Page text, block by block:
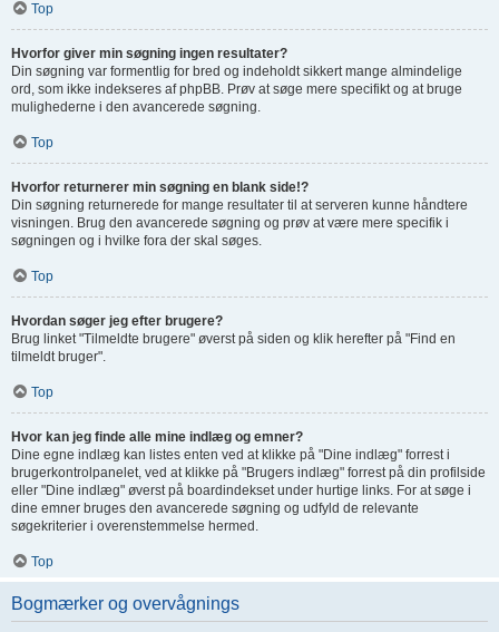
Top
Hvorfor giver min søgning ingen resultater?
Din søgning var formentlig for bred og indeholdt sikkert mange almindelige
ord, som ikke indekseres af phpBB. Prøv at søge mere specifikt og at bruge
mulighederne i den avancerede søgning.
Top
Hvorfor returnerer min søgning en blank side!?
Din søgning returnerede for mange resultater til at serveren kunne håndtere
visningen. Brug den avancerede søgning og prøv at være mere specifik i
søgningen og i hvilke fora der skal søges.
Top
Hvordan søger jeg efter brugere?
Brug linket "Tilmeldte brugere" øverst på siden og klik herefter på "Find en
tilmeldt bruger".
Top
Hvor kan jeg finde alle mine indlæg og emner?
Dine egne indlæg kan listes enten ved at klikke på "Dine indlæg" forrest i
brugerkontrolpanelet, ved at klikke på "Brugers indlæg" forrest på din profilside
eller "Dine indlæg" øverst på boardindekset under hurtige links. For at søge i
dine emner bruges den avancerede søgning og udfyld de relevante
søgekriterier i overenstemmelse hermed.
Top
Bogmærker og overvågnings